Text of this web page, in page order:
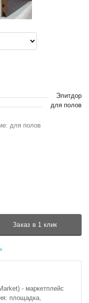
Элитдор
для полов
для полов
Заказ в 1 клик
- маркетплейс
площадка,